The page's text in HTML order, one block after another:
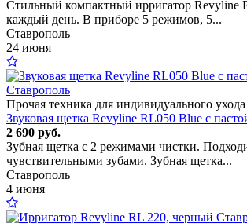
Стильный компактный ирригатор Revyline
каждый день. В приборе 5 режимов, 5...
Ставрополь
24 июня
Прочая техника для индивидуального ухода
Звуковая щетка Revyline RL050 Blue с
2 690 руб.
Зубная щетка с 2 режимами чистки.
чувствительными зубами. Зубная щетка...
Ставрополь
4 июня